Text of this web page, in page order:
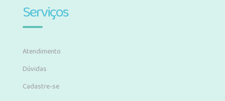
Serviços
Atendimento
Dúvidas
Cadastre-se